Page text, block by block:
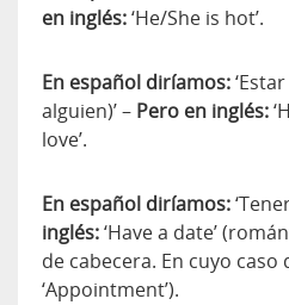
en inglés:‘He/She is hot’.
En español diríamos:
alguien)’ – Pero en inglés:
love’.
En español diríamos:
inglés:‘Have a date’
de cabecera. En cuyo
‘Appointment’).